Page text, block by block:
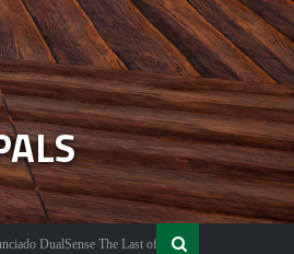
The Last of Us Limited Edition